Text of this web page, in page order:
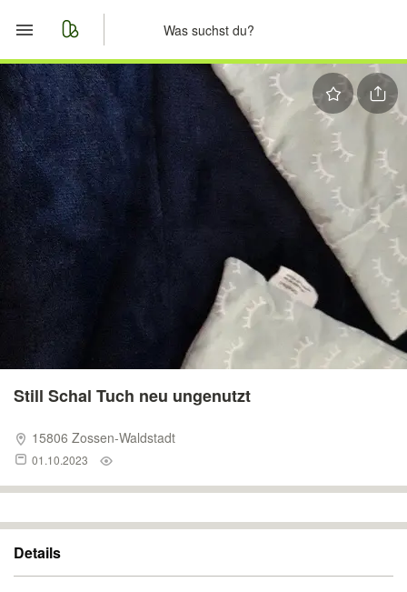
Start
Merkliste
Nachrichten
Anzeige aufgeben
Still Schal Tuch neu ungenutzt
15806 Zossen-Waldstadt
01.10.2023
Details